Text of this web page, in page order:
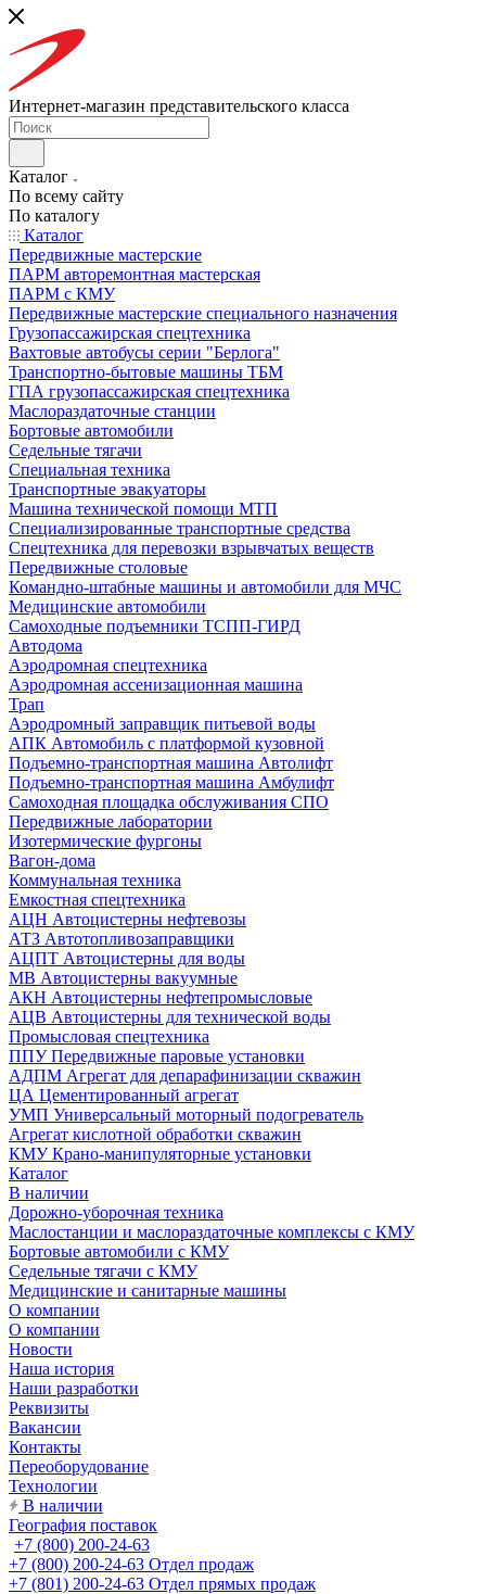
Интернет-магазин представительского класса
Каталог
По всему сайту
По каталогу
Каталог
Передвижные мастерские
ПАРМ авторемонтная мастерская
ПАРМ с КМУ
Передвижные мастерские специального назначения
Грузопассажирская спецтехника
Вахтовые автобусы серии "Берлога"
Транспортно-бытовые машины ТБМ
ГПА грузопассажирская спецтехника
Маслораздаточные станции
Бортовые автомобили
Седельные тягачи
Специальная техника
Транспортные эвакуаторы
Машина технической помощи МТП
Специализированные транспортные средства
Спецтехника для перевозки взрывчатых веществ
Передвижные столовые
Командно-штабные машины и автомобили для МЧС
Медицинские автомобили
Самоходные подъемники ТСПП-ГИРД
Автодома
Аэродромная спецтехника
Аэродромная ассенизационная машина
Трап
Аэродромный заправщик питьевой воды
АПК Автомобиль с платформой кузовной
Подъемно-транспортная машина Автолифт
Подъемно-транспортная машина Амбулифт
Самоходная площадка обслуживания СПО
Передвижные лаборатории
Изотермические фургоны
Вагон-дома
Коммунальная техника
Емкостная спецтехника
АЦН Автоцистерны нефтевозы
АТЗ Автотопливозаправщики
АЦПТ Автоцистерны для воды
МВ Автоцистерны вакуумные
АКН Автоцистерны нефтепромысловые
АЦВ Автоцистерны для технической воды
Промысловая спецтехника
ППУ Передвижные паровые установки
АДПМ Агрегат для депарафинизации скважин
ЦА Цементированный агрегат
УМП Универсальный моторный подогреватель
Агрегат кислотной обработки скважин
КМУ Крано-манипуляторные установки
Каталог
В наличии
Дорожно-уборочная техника
Маслостанции и маслораздаточные комплексы с КМУ
Бортовые автомобили с КМУ
Седельные тягачи с КМУ
Медицинские и санитарные машины
О компании
О компании
Новости
Наша история
Наши разработки
Реквизиты
Вакансии
Контакты
Переоборудование
Технологии
В наличии
География поставок
+7 (800) 200-24-63
+7 (800) 200-24-63 Отдел продаж
+7 (801) 200-24-63 Отдел прямых продаж